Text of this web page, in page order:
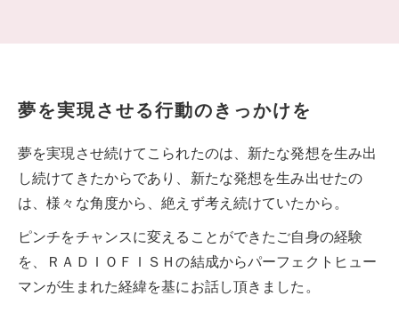
夢を実現させる行動のきっかけを
夢を実現させ続けてこられたのは、新たな発想を生み出
し続けてきたからであり、新たな発想を生み出せたの
は、様々な角度から、絶えず考え続けていたから。
ピンチをチャンスに変えることができたご自身の経験
を、ＲＡＤＩＯＦＩＳＨの結成からパーフェクトヒュー
マンが生まれた経緯を基にお話し頂きました。